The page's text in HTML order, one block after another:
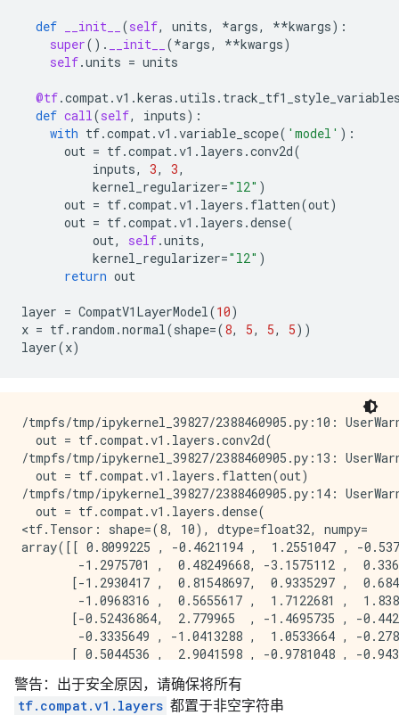
def __init__ (self, units, *args, **kwargs):
super() . __init__ (*args, **kwargs)
self.units = units
@tf.compat.v1 .keras .utils .
def call(self, inputs):
with tf.compat.v1 .variable_scope( 'model' ):
out = tf.compat.v1 . layers .conv2d(
inputs, 3, 3,
kernel_regularizer="l2" )
out = tf.compat.v1 . layers . flatten(out)
out = tf.compat.v1 . layers .dense(
out, self.units,
kernel_regularizer="l2" )
return out
layer = CompatV1LayerModel(10)
x = tf. random .normal(shape=(8, 5, 5, 5))
layer(x)
/tmpfs/tmp/ipykernel_39827/2388460905.py:10:
  out = tf.compat.v1.layers.conv2d(
/tmpfs/tmp/ipykernel_39827/2388460905.py:13:
  out = tf.compat.v1.layers.flatten(out)
/tmpfs/tmp/ipykernel_39827/2388460905.py:14:
  out = tf.compat.v1.layers.dense(
<tf.Tensor: shape=(8, 10), dtype=float32, numpy=
array([[ 0.8099225 , -0.4621194 ,  1.2551047 , -
-1.2975701 ,  0.48249668, -3.1575112 ,
[-1.2930417 ,  0.81548697,  0.9335297 ,
-1.0968316 ,  0.5655617 ,  1.7122681 ,
[-0.52436864,  2.779965  , -1.4695735 , -
-0.3335649 , -1.0413288 ,  1.0533664 , -
[ 0.5044536 ,  2.9041598 , -0.9781048 , -
[-0.10465914, -0.3905803 ,  0.049198  ,
1.0383061 , -0.02206957,  0.85261726, -
警告：出于安全原因，请确保将所有
tf.compat.v1.layers 都置于非空字符串